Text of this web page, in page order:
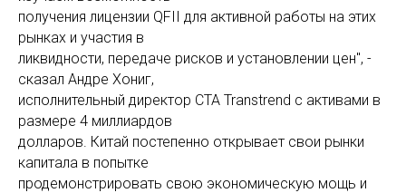
получения лицензии QFII для активной работы на этих
рынках и участия в
ликвидности, передаче рисков и установлении цен", -
сказал Андре Хониг,
исполнительный директор CTA Transtrend с активами в
размере 4 миллиардов
долларов. Китай постепенно открывает свои рынки
капитала в попытке
продемонстрировать свою экономическую мощь и